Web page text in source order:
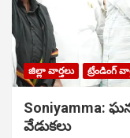
జిల్లా వార్తలు ట్రేండింగ్
Soniyamma:
వేడుక‌లు